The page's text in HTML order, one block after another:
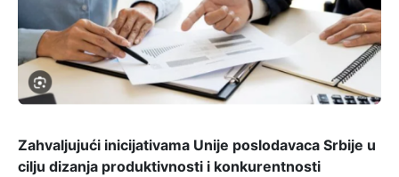
Zahvaljujući inicijativama Unije poslodavaca Srbije u
cilju dizanja produktivnosti i konkurentnosti